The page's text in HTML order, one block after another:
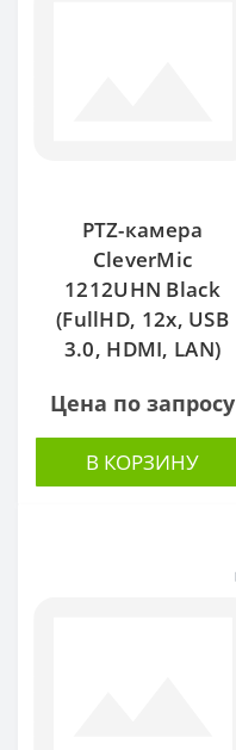
PTZ-камера
CleverMic
1212UHN Black
(FullHD, 12x, USB
3.0, HDMI, LAN)
Цена по запросу
В КОРЗИНУ